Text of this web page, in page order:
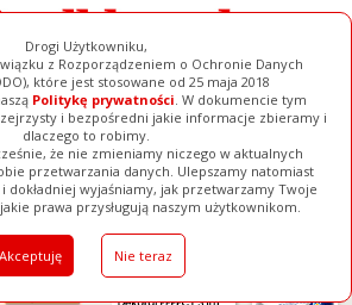
Drogi Użytkowniku,
z Rozporządzeniem o Ochronie Danych
które jest stosowane od 25 maja 2018
Politykę prywatności. W dokumencie tym
i bezpośredni jakie informacje zbieramy i
dlaczego to robimy.
że nie zmieniamy niczego w aktualnych
przetwarzania danych. Ulepszamy natomiast
dokładniej wyjaśniamy, jak przetwarzamy Twoje
prawa przysługują naszym użytkownikom.
Akceptuję Nie teraz
[ ZAMKNIJ ]
Galerie Baza Firm Pełna Wersja